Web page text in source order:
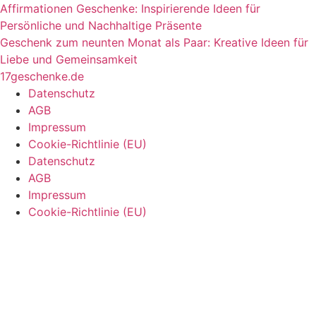
Affirmationen Geschenke: Inspirierende Ideen für
Persönliche und Nachhaltige Präsente
Geschenk zum neunten Monat als Paar: Kreative Ideen für
Liebe und Gemeinsamkeit
17geschenke.de
Datenschutz
AGB
Impressum
Cookie-Richtlinie (EU)
Datenschutz
AGB
Impressum
Cookie-Richtlinie (EU)